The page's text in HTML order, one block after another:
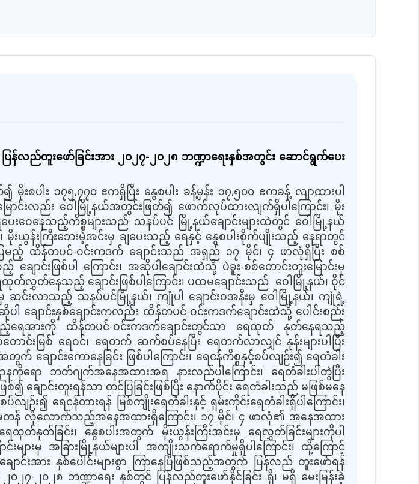
န်လည်တူးဖော်ခြင်းအား ၂၀၂၇-၂၀၂၈ ဘဏ္ဍာရေးနှစ်အတွင်း ဆောင်ရွက်ပေး
ပါး ၁၇၅,၇၇၀ ဧကရှိပြီး နွေစပါး ခန့်မှန်း ၁၇,၅၀၀ ဧကခန့် လျာထားပါ
ာင်းလည်း ဝေါမြို့နယ်အတွင်းဖြတ်၍ ဖောက်လုပ်ထားလျက်ရှိပါကြောင်း၊ မိုး
ဝေနေသည့်ကိစ္စများသည် သနပ်ပင် မြို့နယ်ချောင်းများထဲတွင် ဝေါမြို့နယ်
၊ မိုးယွန်းကြီးဘေးမဲ့အင်းမှ ချပေးသည့် ရေနှင့် နွေစပါးစိုက်ပျိုးသည့် နေရာတွင်
တင်ပြမည့် ထိန်တပင်-ဝင်းကဒက် ချောင်းသည် အရှည် ၁၇ မိုင်၊ ၄ ဖာလုံရှိပြီး စစ်
ောင်းဖြစ်ပါ ကြောင်း၊ အဆိုပါချောင်းထဲသို့ ပဲခူး-စစ်တောင်းတူးမြောင်းမှ
ထုတ်လွှတ်နေသည့် ချောင်းဖြစ်ပါကြောင်း၊ ပထမချောင်းသည် ဝေါမြို့နယ်၊ ဝိုင်
ဆင်းလာသည့် သနပ်ပင်မြို့နယ်၊ ကျုံပါ ချောင်းဝအနီးမှ ဝေါမြို့နယ်၊ ကျုံရဲ့
ါ ချောင်းနှစ်ချောင်းကလည်း ထိန်တပင်-ဝင်းကဒက်ချောင်းထဲသို့ ပေါင်းစည်း
ါင်းသည့်ရေအားကို ထိန်တပင်-ဝင်းကဒက်ချောင်းတွင်သာ ရေထုတ် နုတ်နေရသည့်
ာင်းမြစ် ရေဝင်၊ ရေတက် ဆက်စပ်နေပြီး ရေတက်လာလျှင် နုန်းများပါပြီး
က် ချောင်းကောနေခြင်း ဖြစ်ပါကြောင်း၊ ရေငန်ကိစ္စနှင့်စပ်လျဉ်း၍ ရေတံခါး
ကိုရော ဘတ်ဂျက်အနေအထားအရ နားလည်ပါကြောင်း၊ ရေတံခါးပါတွဲပြီး
ျောင်းတူးရန်သာ တင်ပြခြင်းဖြစ်ပြီး နောက်ပိုင်း ရေတံခါးသည် မဖြစ်မနေ
း၍ ရေငန်တားရန် မြစ်ကျိုးရေတံခါးနှင့် ရှမ်းကိုင်းရေတံခါးရှိပါကြောင်း၊
လုံလောက်သည့်အနေအထားရှိကြောင်း၊ ၁၇ မိုင်၊ ၄ ဖာလုံ၏ အနေအထား
တ်ခြင်း၊ နွေစပါးအတွက် မိုးယွန်းကြီးအင်းမှ ရေလွှတ်ခြင်းများကိုပါ
ျားမှ အခြားမြို့နယ်များပါ အကျိုးသက်ရောက်မှုရှိပါကြောင်း၊ ထို့ကြောင့်
အား နှစ်ပေါင်းများစွာ ကြာနေပြီဖြစ်သည့်အတွက် ပြန်လည် တူးဖော်ရန်
၂၇-၂၀၂၈ ဘဏ္ဍာရေး နှစ်တွင် ပြန်လည်တူးဖော်နိုင်ခြင်း ရှိ၊ မရှိ မေးမြန်းခဲ့